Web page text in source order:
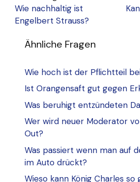
Wie nachhaltig ist
Engelbert Strauss?
Ähnliche Fragen
Wie hoch ist der Pflichtteil
Ist Orangensaft gut gegen
Was beruhigt entzündeten
Wer wird neuer Moderator
Out?
Was passiert wenn man auf
im Auto drückt?
Wieso kann König Charles so